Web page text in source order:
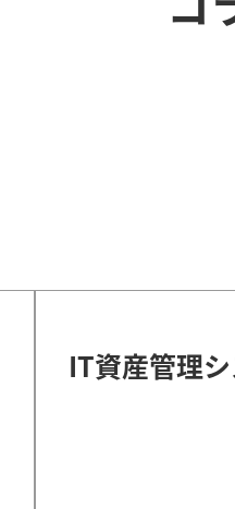
IT資産管理